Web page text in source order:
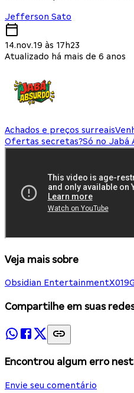
Jefferson Sato
14.nov.19 às 17h23
Atualizado há mais de 6 anos
Achados e preços surreais
Ofertas secretas?Só no Jabá
Veja mais sobre
Obsidian EntertainmentX019
Compartilhe em suas
Encontrou algum erro
Envie seu comentário